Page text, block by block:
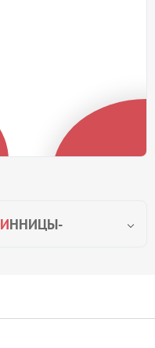
ИННИЦЫ-
Цены